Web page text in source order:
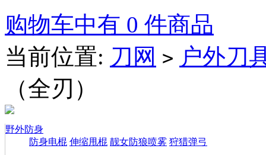
购物车中有 0 件商品
当前位置: 刀网 > 户外刀
（全刃）
野外防身
防身电棍 伸缩甩棍 靓女防狼喷雾 狩猎弹弓